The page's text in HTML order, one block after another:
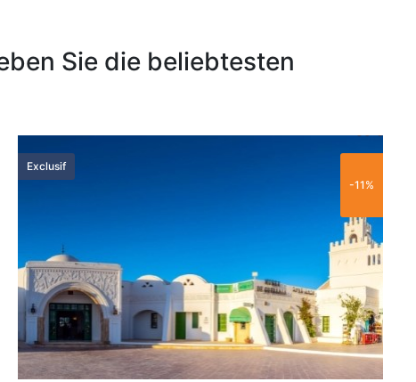
Sie die beliebtesten
Exclusif
-11%